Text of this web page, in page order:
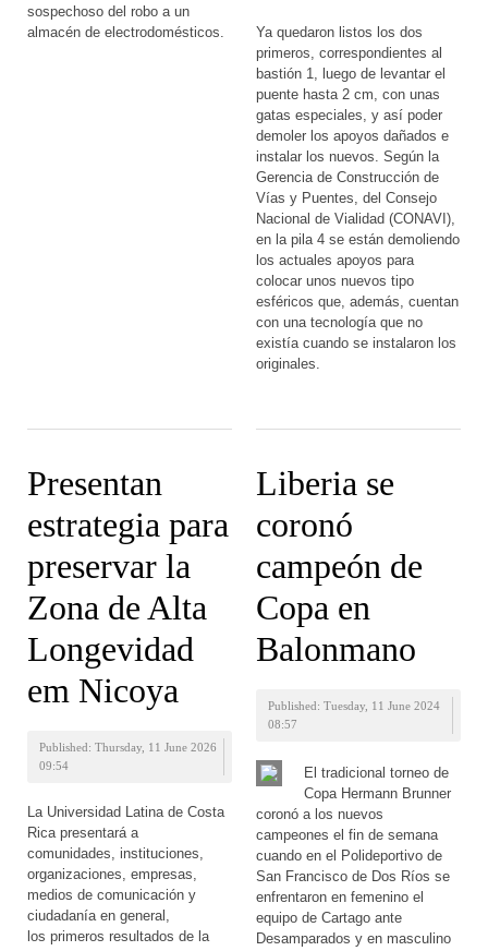
sospechoso del robo a un
almacén de electrodomésticos.
Ya quedaron listos los dos
primeros, correspondientes al
bastión 1, luego de levantar el
puente hasta 2 cm, con unas
gatas especiales, y así poder
demoler los apoyos dañados e
instalar los nuevos. Según la
Gerencia de Construcción de
Vías y Puentes, del Consejo
Nacional de Vialidad (CONAVI),
en la pila 4 se están demoliendo
los actuales apoyos para
colocar unos nuevos tipo
esféricos que, además, cuentan
con una tecnología que no
existía cuando se instalaron los
originales.
Presentan
estrategia para
preservar la
Zona de Alta
Longevidad
em Nicoya
Published: Thursday, 11 June 2026
09:54
La Universidad Latina de Costa
Rica presentará a
comunidades, instituciones,
organizaciones, empresas,
medios de comunicación y
ciudadanía en general,
los primeros resultados de la
Liberia se
coronó
campeón de
Copa en
Balonmano
Published: Tuesday, 11 June 2024
08:57
El tradicional torneo de
Copa Hermann Brunner
coronó a los nuevos
campeones el fin de semana
cuando en el Polideportivo de
San Francisco de Dos Ríos se
enfrentaron en femenino el
equipo de Cartago ante
Desamparados y en masculino